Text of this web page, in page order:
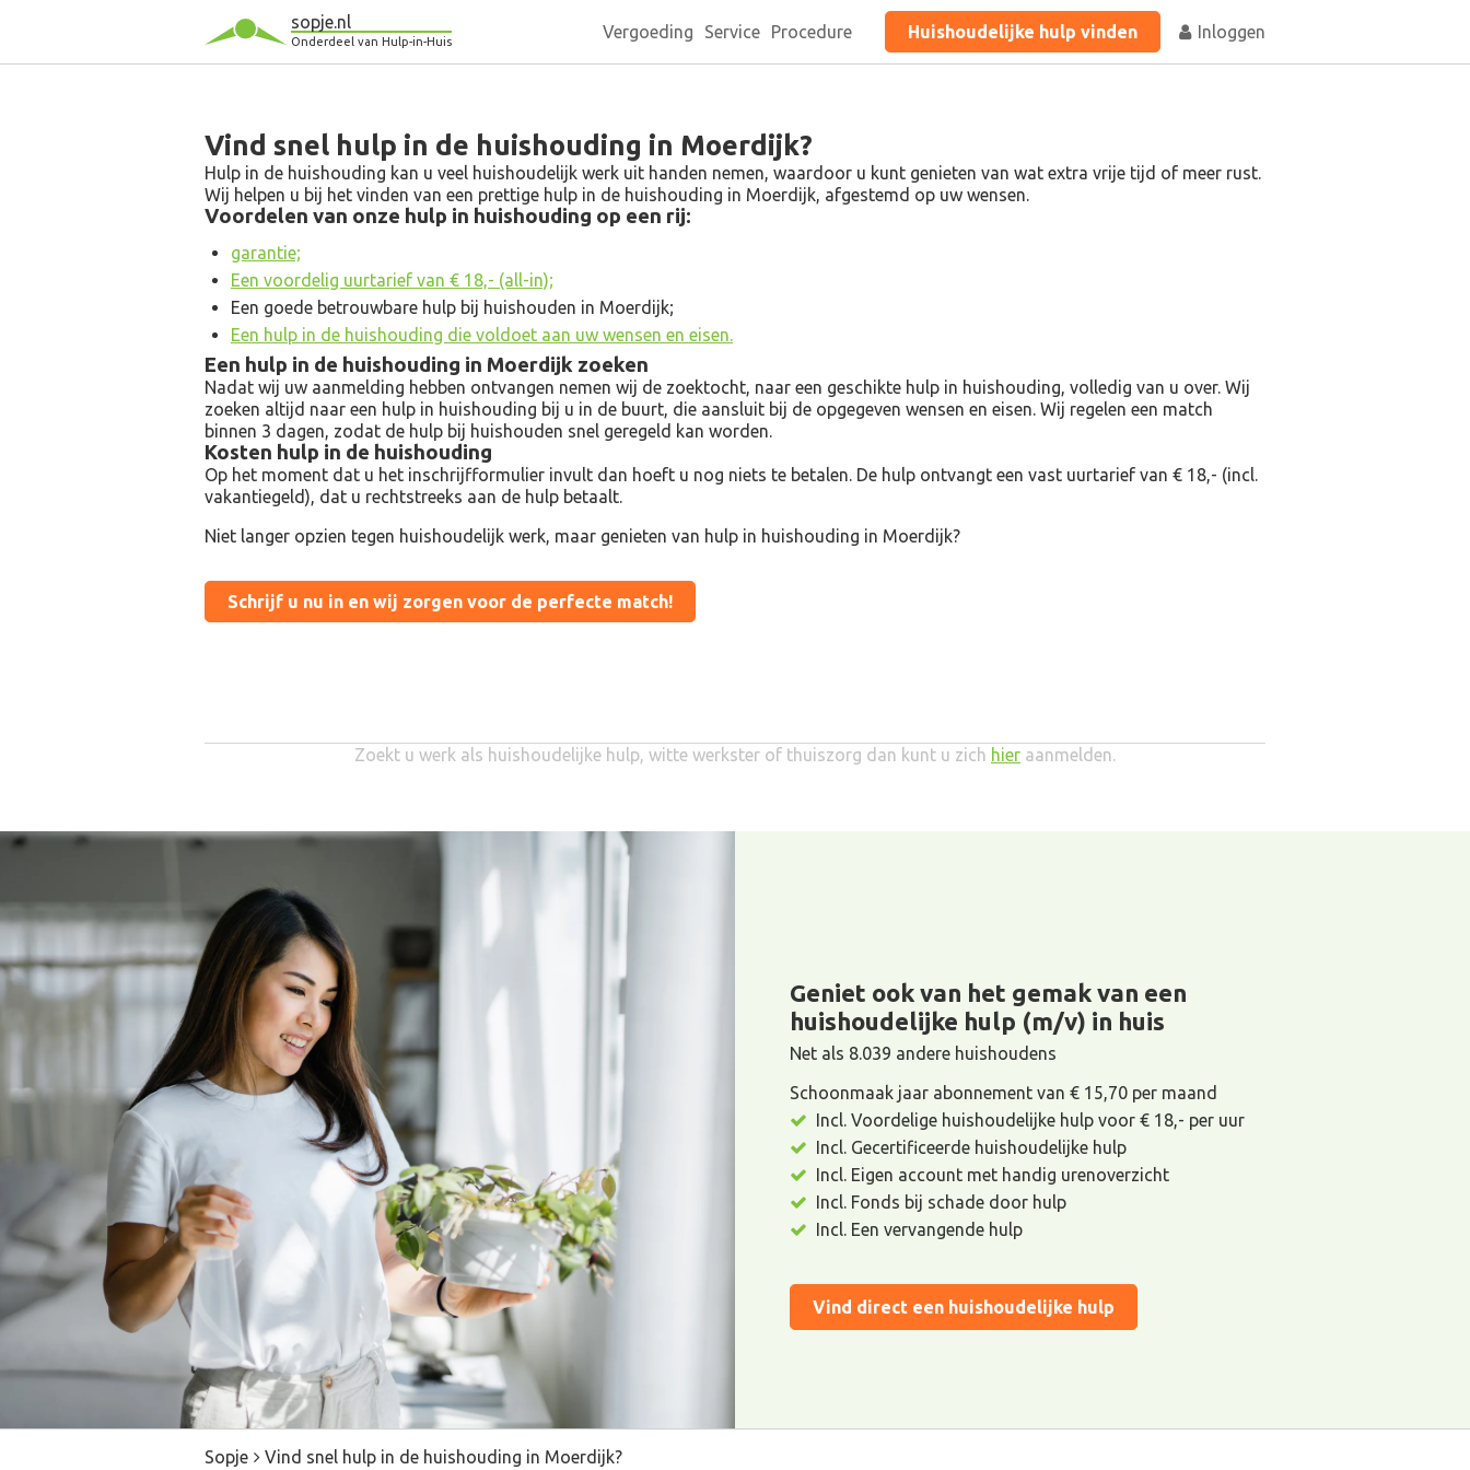
sopje.nl
Onderdeel van Hulp-in-Huis Vergoeding Service Procedure Huishoudelijke hulp vinden Inloggen
Vind snel hulp in de huishouding in Moerdijk?
Hulp in de huishouding kan u veel huishoudelijk werk uit handen nemen, waardoor u kunt genieten van wat extra vrije tijd of meer rust.
Wij helpen u bij het vinden van een prettige hulp in de huishouding in Moerdijk, afgestemd op uw wensen.
Voordelen van onze hulp in huishouding op een rij:
garantie;
Een voordelig uurtarief van € 18,- (all-in);
Een goede betrouwbare hulp bij huishouden in Moerdijk;
Een hulp in de huishouding die voldoet aan uw wensen en eisen.
Een hulp in de huishouding in Moerdijk zoeken
Nadat wij uw aanmelding hebben ontvangen nemen wij de zoektocht, naar een geschikte hulp in huishouding, volledig van u over. Wij
zoeken altijd naar een hulp in huishouding bij u in de buurt, die aansluit bij de opgegeven wensen en eisen. Wij regelen een match
binnen 3 dagen, zodat de hulp bij huishouden snel geregeld kan worden.
Kosten hulp in de huishouding
Op het moment dat u het inschrijfformulier invult dan hoeft u nog niets te betalen. De hulp ontvangt een vast uurtarief van € 18,- (incl.
vakantiegeld), dat u rechtstreeks aan de hulp betaalt.
Niet langer opzien tegen huishoudelijk werk, maar genieten van hulp in huishouding in Moerdijk?
Schrijf u nu in en wij zorgen voor de perfecte match!
Zoekt u werk als huishoudelijke hulp, witte werkster of thuiszorg dan kunt u zich hier aanmelden.
Geniet ook van het gemak van een
huishoudelijke hulp (m/v) in huis
Net als 8.039 andere huishoudens
Schoonmaak jaar abonnement van € 15,70 per maand
Incl. Voordelige huishoudelijke hulp voor € 18,- per uur
Incl. Gecertificeerde huishoudelijke hulp
Incl. Eigen account met handig urenoverzicht
Incl. Fonds bij schade door hulp
Incl. Een vervangende hulp
Vind direct een huishoudelijke hulp
Sopje Vind snel hulp in de huishouding in Moerdijk?